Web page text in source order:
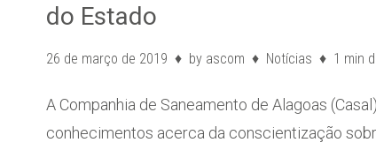
do Estado
26 de março de 2019 by ascom Notícias 1 min
A Companhia de Saneamento de Alagoas
conhecimentos acerca da conscientização